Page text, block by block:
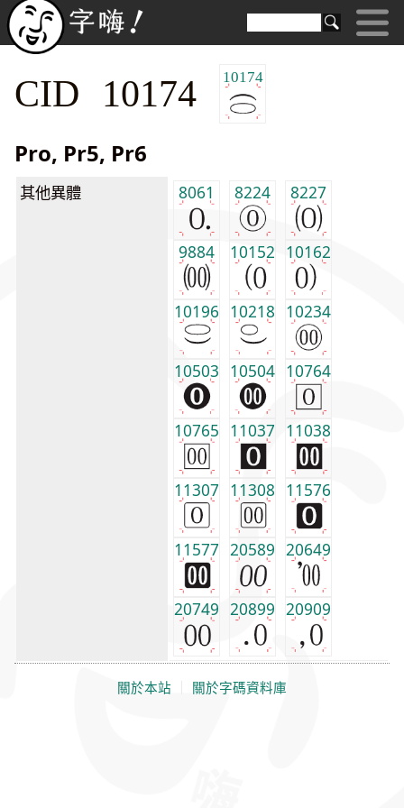
CID 10174 10174
Pro, Pr5, Pr6
其他異體 8061 8224 8227
9884 10152 10162
10196 10218 10234
10503 10504 10764
10765 11037 11038
11307 11308 11576
11577 20589 20649
20749 20899 20909
關於本站 關於字碼資料庫